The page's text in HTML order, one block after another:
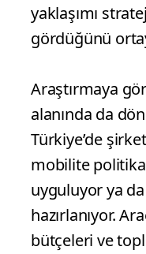
yaklaşımı
gördüğünü
Araştırmaya
alanında da
Türkiye’de
mobilite
uyguluyor ya
hazırlanıyor.
bütçeleri ve